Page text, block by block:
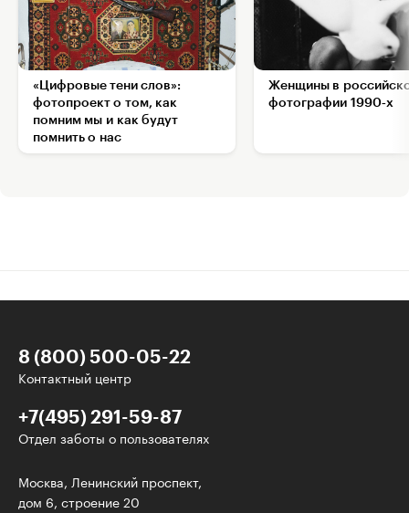
«Цифровые тени слов»:
фотопроект о том, как
помним мы и как будут
помнить о нас
Женщины в
фотографии 1990‑х
8 (800) 500-05-22
Контактный центр
+7(495) 291-59-87
Отдел заботы о пользователях
Москва, Ленинский проспект,
дом 6, строение 20
Интересное - на почту!
Выберите тему рассылки